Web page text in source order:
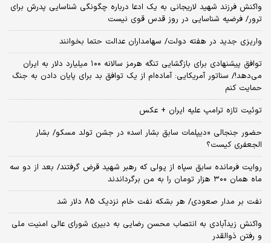
واکنش فرزند شهید لاریجانی به یک ادعا درباره چگونگی شناسایی پدرش برای
ترور/ فرضیه شناسایی در روز قدس قوی نیست
واریزی جدید در هفته دولت/ سهامداران عدالت حتما بخوانند
توافق پیشنهادی برای بازگشایی تنگه هرمز سالانه ۱۰۰ میلیارد دلار به ایران
می‌دهد!/ سناتور آمریکایی: آماده‌ام از یک توافق بد برای پایان دادن به جنگ
حمایت کنم
توئیت تازه ترامپ علیه ایران + عکس
حضور جنجالی «دیپلمات سابق بشار اسد» در جشن تولد مسکو/ بشار
الجعفری کیست؟
روایت فرمانده سابق سپاه از پولی که رهبر شهید قرض گرفتند/ بعد از دو سه
ماه همان ۳۰۰ هزار تومان را به من برگرداندند
نفت بر مدار صعودی/ هر بشکه نفت خام نزدیک 85 دلار شد
واکنش زیدآبادی به انتصاب محسن رضایی به دبیری شورای عالی امنیت ملی
و رفتن ذوالقدر